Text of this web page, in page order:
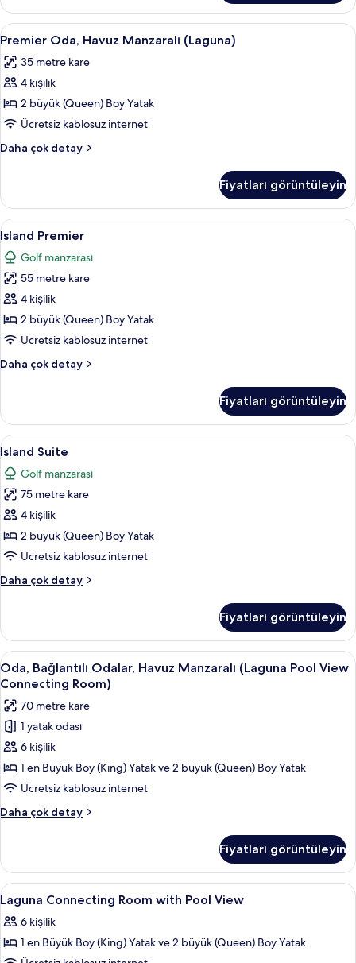
daha
fazla
detay
Premier
Oda,
Havuz
Manzaralı
(Laguna)
için
tüm
fotoğrafları
Premier Oda, Havuz Manzaralı
6
Premier Oda, Havuz Manzaralı (Laguna)
35 metre kare
4 kişilik
2 büyük (Queen) Boy Yatak
Ücretsiz kablosuz internet
Daha çok detay
Premier
(Laguna)
hakkında
daha
detay
Fiyatları görüntüleyin
Island
Premier
için
tüm
fotoğrafları
görün
Island Premier | Kaliteli yatak
6
Island Premier
Golf manzarası
55 metre kare
4 kişilik
2 büyük (Queen) Boy Yatak
Ücretsiz kablosuz internet
Daha çok detay
Island
fazla
detay
Fiyatları görüntüleyin
Island
Suite
için
tüm
fotoğrafları
görün
Island Suite | Kaliteli yatak takımı,
6
Island Suite
Golf manzarası
75 metre kare
4 kişilik
2 büyük (Queen) Boy Yatak
Ücretsiz kablosuz internet
Daha çok detay
Island
fazla
detay
Fiyatları görüntüleyin
Oda,
Bağlantılı
Odalar,
Havuz
Manzaralı
(Laguna
Pool
View
Connecting
Room)
tüm
fotoğrafları
görün
Oda, Bağlantılı Odalar, Havuz
8
Oda, Bağlantılı Odalar, Havuz Manzaralı (Laguna Pool View
Connecting Room)
70 metre kare
1 yatak odası
6 kişilik
1 en Büyük Boy (King) Yatak ve 2 büyük (Queen) Boy Yatak
Ücretsiz kablosuz internet
Daha çok detay
Oda,
Manzaralı
(Laguna
Pool
View
Connecting
Room)
Fiyatları görüntüleyin
Laguna
Connecting
Room
with
Kaliteli yatak takımı, kuştüyü
9
Laguna Connecting Room with Pool View
6 kişilik
1 en Büyük Boy (King) Yatak ve 2 büyük (Queen) Boy Yatak